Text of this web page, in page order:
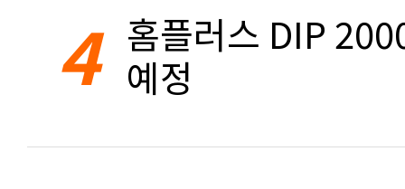
4 홈플러스 DIP
예정